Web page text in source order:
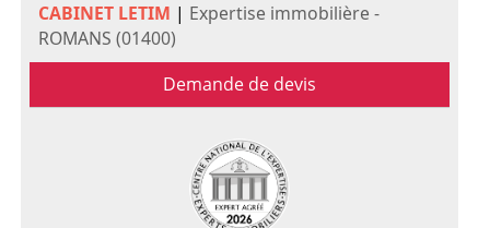
CABINET LETIM | Expertise immobilière -
ROMANS (01400)
Demande de devis